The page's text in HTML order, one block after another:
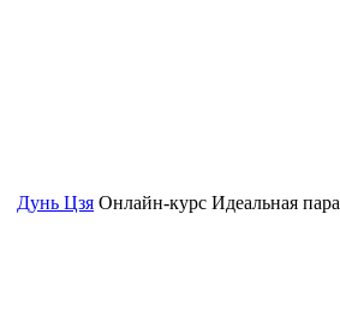
Дунь Цзя Онлайн-курс Идеальная пара